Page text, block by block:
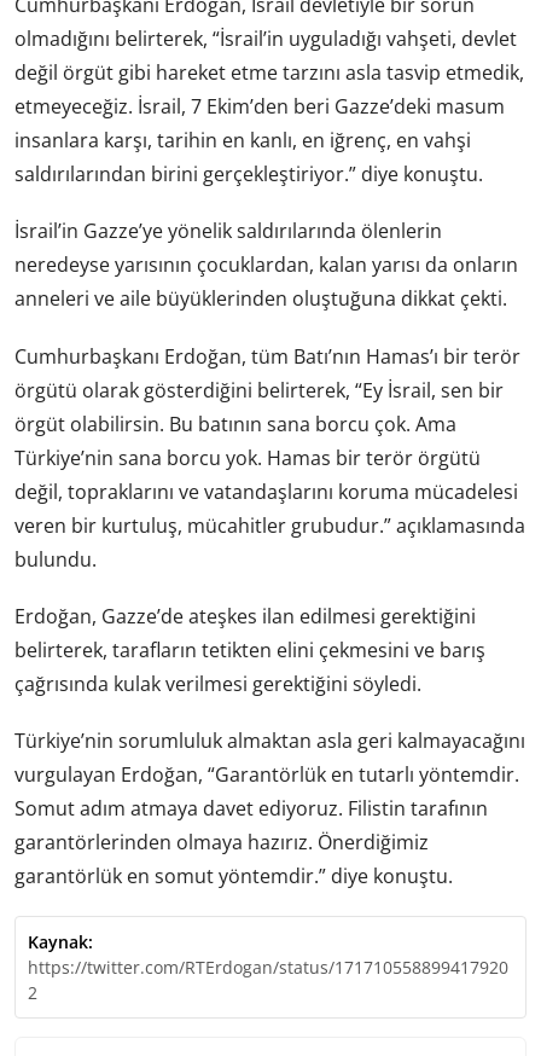
olmadığını belirterek, “İsrail’in uyguladığı vahşeti, devlet
değil örgüt gibi hareket etme tarzını asla tasvip etmedik,
etmeyeceğiz. İsrail, 7 Ekim’den beri Gazze’deki masum
insanlara karşı, tarihin en kanlı, en iğrenç, en vahşi
saldırılarından birini gerçekleştiriyor.” diye konuştu.
İsrail’in Gazze’ye yönelik saldırılarında ölenlerin
neredeyse yarısının çocuklardan, kalan yarısı da onların
anneleri ve aile büyüklerinden oluştuğuna dikkat çekti.
Cumhurbaşkanı Erdoğan, tüm Batı’nın Hamas’ı bir terör
örgütü olarak gösterdiğini belirterek, “Ey İsrail, sen bir
örgüt olabilirsin. Bu batının sana borcu çok. Ama
Türkiye’nin sana borcu yok. Hamas bir terör örgütü
değil, topraklarını ve vatandaşlarını koruma mücadelesi
veren bir kurtuluş, mücahitler grubudur.” açıklamasında
bulundu.
Erdoğan, Gazze’de ateşkes ilan edilmesi gerektiğini
belirterek, tarafların tetikten elini çekmesini ve barış
çağrısında kulak verilmesi gerektiğini söyledi.
Türkiye’nin sorumluluk almaktan asla geri kalmayacağını
vurgulayan Erdoğan, “Garantörlük en tutarlı yöntemdir.
Somut adım atmaya davet ediyoruz. Filistin tarafının
garantörlerinden olmaya hazırız. Önerdiğimiz
garantörlük en somut yöntemdir.” diye konuştu.
Kaynak:
https://twitter.com/RTErdogan/status/171710558899417920
2